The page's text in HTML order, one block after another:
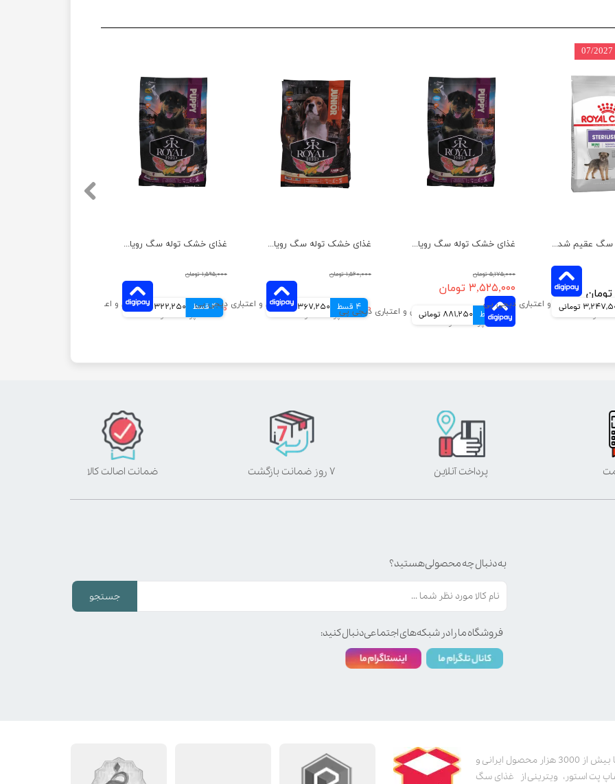
غذای خشک توله سگ رویال فید وزن 3 کیلوگرم
۱,۵۹۵,۰۰۰ تومان
۱,۲۸۹,۰۰۰ تومان
4 قسط 322,250 تومانی
غذای خشک توله سگ رویال فید مدل نژاد کوچک و متوسط وزن 3 کیلوگرم
۱,۵۶۰,۰۰۰ تومان
۱,۴۶۹,۰۰۰ تومان
4 قسط 367,250 تومانی
غذای خشک توله سگ رویال فید وزن 10 کیلوگرم
۵,۱۷۵,۰۰۰ تومان
۳,۵۲۵,۰۰۰ تومان
4 قسط 881,250 تومانی
غذای خشک سگ عقیم شده نژاد کوچک رویال کنین وزن 3 کیلوگرم
تومانی
پت استور به عنوان یکی از قدیمی‌ترین پت شاپ های اینترنتی با بیش از 3000 هزار محصول ایرانی و
پت استور، ویترینی از غذای سگ
پرداخت آنلاین ۷ روز ضمانت بازگشت ضمانت اصالت کالا
به دنبال چه محصولی هستید؟
جستجو
فروشگاه ما را در شبکه‌های اجتماعی دنبال کنید: